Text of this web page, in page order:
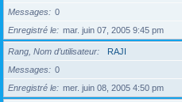
Messages
0
Enregistré le
mar. juin 07, 2005 9:45 pm
Rang, Nom d’utilisateur
RAJI
Messages
0
Enregistré le
mer. juin 08, 2005 4:50 pm